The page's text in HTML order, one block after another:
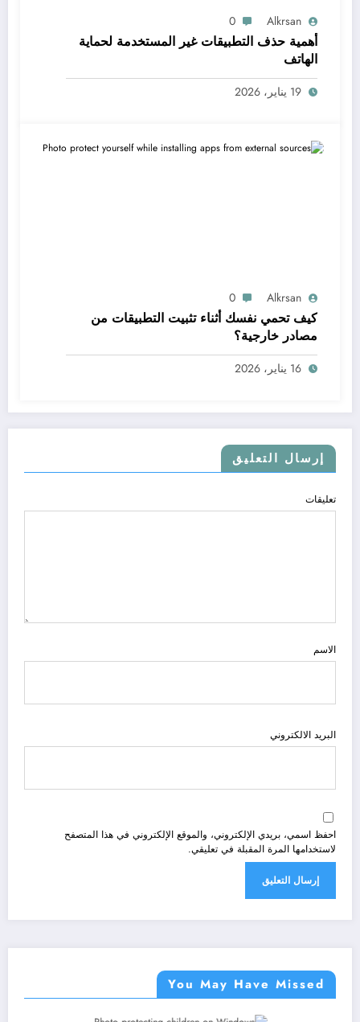
Alkrsan
0
أهمية حذف التطبيقات غير المستخدمة لحماية
الهاتف
19 يناير، 2026
Alkrsan
0
كيف تحمي نفسك أثناء تثبيت التطبيقات من
مصادر خارجية؟
16 يناير، 2026
إرسال التعليق
تعليقات
الاسم
البريد الالكتروني
احفظ اسمي، بريدي الإلكتروني، والموقع الإلكتروني في هذا المتصفح
لاستخدامها المرة المقبلة في تعليقي.
You May Have Missed